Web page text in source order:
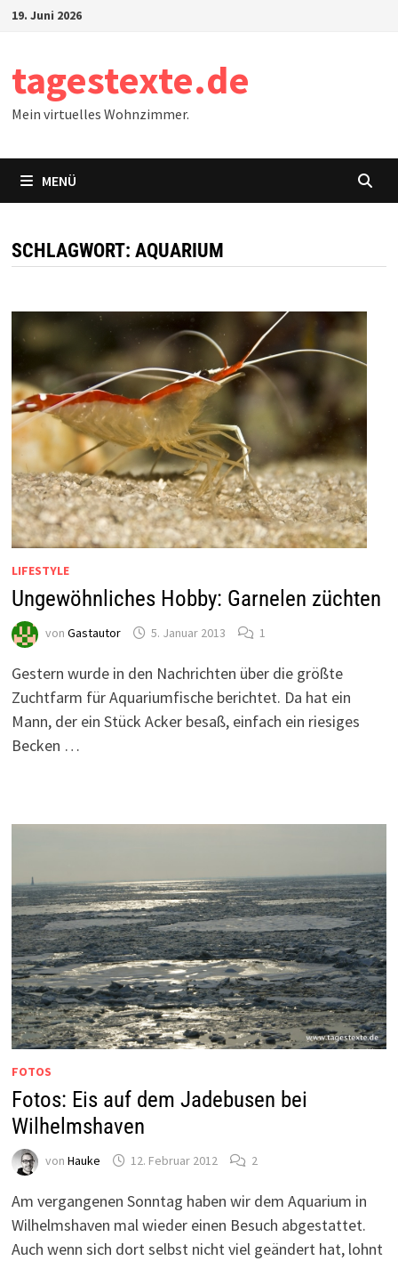
Zum19. Juni 2026
tagestexte.de
Mein virtuelles Wohnzimmer.
MENÜ
SCHLAGWORT: AQUARIUM
LIFESTYLE
Ungewöhnliches Hobby: Garnelen züchten
von Gastautor 5. Januar 2013 1
Gestern wurde in den Nachrichten über die größte
Zuchtfarm für Aquariumfische berichtet. Da hat ein
Mann, der ein Stück Acker besaß, einfach ein riesiges
Becken …
FOTOS
Fotos: Eis auf dem Jadebusen bei
Wilhelmshaven
von Hauke 12. Februar 2012 2
Am vergangenen Sonntag haben wir dem Aquarium in
Wilhelmshaven mal wieder einen Besuch abgestattet.
Auch wenn sich dort selbst nicht viel geändert hat, lohnt